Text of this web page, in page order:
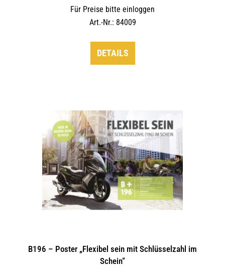
Für Preise bitte einloggen
Art.-Nr.: 84009
DETAILS
B196 – Poster „Flexibel sein mit Schlüsselzahl im
Schein“